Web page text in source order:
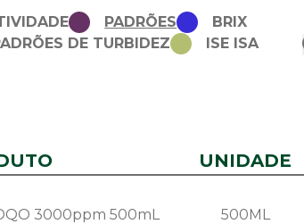
PADRÕES
BRIX
DE TURBIDEZ
ISE ISA
UNIDADE
3000ppm 500mL 500ML